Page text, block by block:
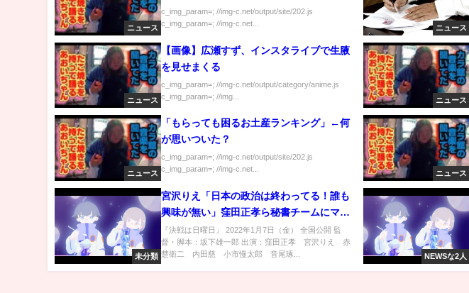
ニュース
c_img_param=; //img-c.net/output/site/202.js
c_img_param=; //img-c.net...
ニュース
ニュース
【画像】広瀬すず、インスタライブで生腋
を見せまくる
c_img_param=; //img-c.net/output/category/anime.js
c_img_param=; //img...
ニュース
ニュース
「もらっても困るお土産ランキング」←何
が思いついた？
c_img_param=; //img-c.net/output/site/202.js
c_img_param=; //img-c.net...
ニュース
未分類
宮沢りえ「日本の政治は終わってる！誰も
興味が無い」窪田正孝ら秘書チームにマジ
ギレ！『決戦は日曜日』本編映像
『決戦は日曜日』 2022年1月7日（金） 全国公開 監
督・脚本：坂下雄一郎 出演：窪田正孝 宮沢りえ 赤
楚衛二 内田慈 小市慢太郎 音尾琢...
NEWSな2人